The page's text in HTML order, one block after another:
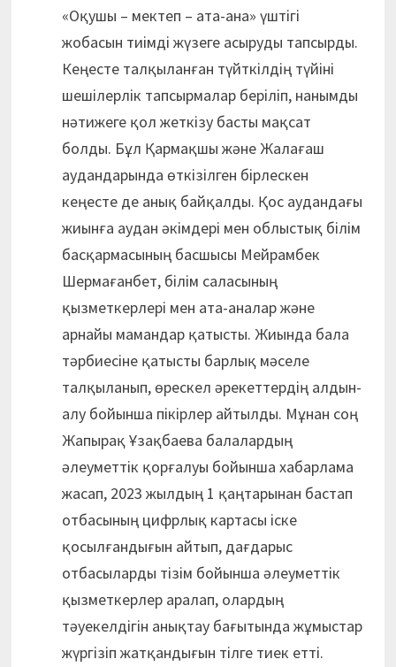
«Оқушы – мектеп – ата-ана» үштігі
жобасын тиімді жүзеге асыруды тапсырды.
Кеңесте талқыланған түйткілдің түйіні
шешілерлік тапсырмалар беріліп, нанымды
нәтижеге қол жеткізу басты мақсат
болды. Бұл Қармақшы және Жалағаш
аудандарында өткізілген бірлескен
кеңесте де анық байқалды. Қос аудандағы
жиынға аудан әкімдері мен облыстық білім
басқармасының басшысы Мейрамбек
Шермағанбет, білім саласының
қызметкерлері мен ата-аналар және
арнайы мамандар қатысты. Жиында бала
тәрбиесіне қатысты барлық мәселе
талқыланып, өрескел әрекеттердің алдын-
алу бойынша пікірлер айтылды. Мұнан соң
Жапырақ Ұзақбаева балалардың
әлеуметтік қорғалуы бойынша хабарлама
жасап, 2023 жылдың 1 қаңтарынан бастап
отбасының цифрлық картасы іске
қосылғандығын айтып, дағдарыс
отбасыларды тізім бойынша әлеуметтік
қызметкерлер аралап, олардың
тәуекелдігін анықтау бағытында жұмыстар
жүргізіп жатқандығын тілге тиек етті.